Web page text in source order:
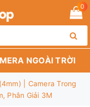
0
NGOÀI TRỜI
| Camera Trong
Phân Giải 3M